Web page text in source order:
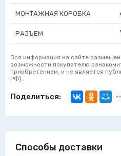
МОНТАЖНАЯ КОРОБКА
РАЗЪЕМ
Вся информация на сайте
возможности покупателю
приобретением, и не является
РФ).
Поделиться:
Способы доставки